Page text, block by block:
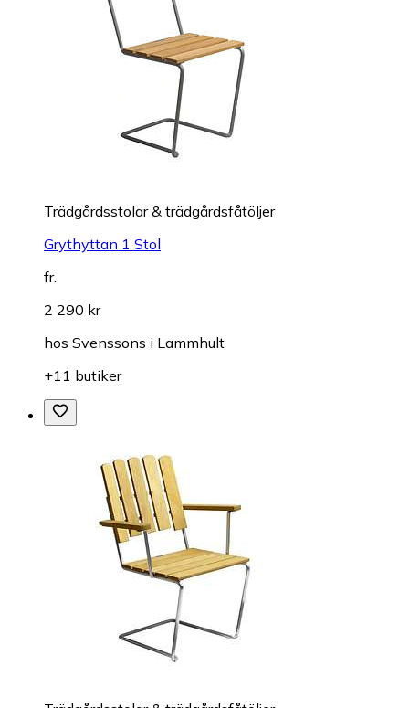
Trädgårdsstolar & trädgårdsfåtöljer
Grythyttan 1 Stol
fr.
2 290 kr
hos Svenssons i Lammhult
+11 butiker